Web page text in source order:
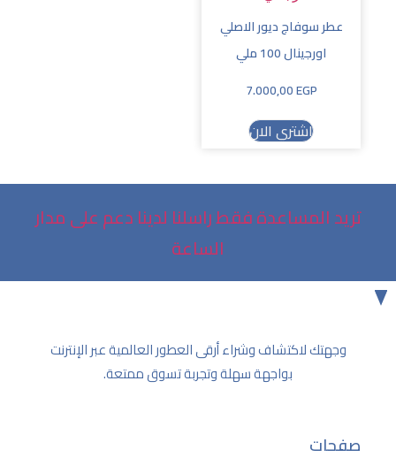
عطر سوفاج ديور الاصلي
اورجينال 100 ملي
7.000,00EGP
اشتري الان
تريد المساعدة فقط راسلنا لدينا دعم على مدار
الساعة
وجهتك لاكتشاف وشراء أرقى العطور العالمية عبر الإنترنت
بواجهة سهلة وتجربة تسوق ممتعة.
صفحات